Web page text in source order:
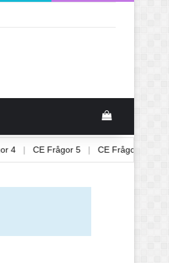
CE Frågor 4 | CE Frågor 5 | CE